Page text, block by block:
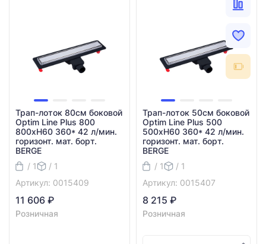
Трап-лоток 80см боковой
Optim Line Plus 800
800хH60 360* 42 л/мин.
горизонт. мат. борт.
BERGE
/ 1
/ 1
Артикул: 0015409
11 606 ₽
Розничная
Трап-лоток 50см боковой
Optim Line Plus 500
500хH60 360* 42 л/мин.
горизонт. мат. борт.
BERGE
/ 1
/ 1
Артикул: 0015407
8 215 ₽
Розничная